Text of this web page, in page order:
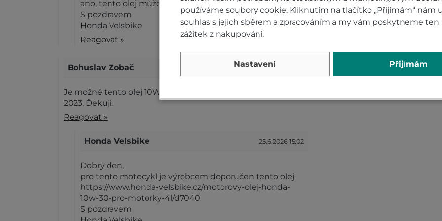
ano, tento olej můžete použít.
S pozdravem
Honda Velsbike
Reagovat »
Bohuslav Zobač 25.5.2026 15:24
Je možné tento olej 10W 40 použít v honda cb 750 hornet
2023. Ďekuji.
Reagovat »
Honda Velsbike 25.6.2026 15:02
Dobrý den,
pro tento motocykl je výrobcem doporučen tento olej
https://www.honda-velsbike.cz/motorovy-olej-honda-
10w-30-pro-motorky-4l/d7040
S pozdravem
používáme soubory cookie. Kliknutím na tlačítko „Přijímám“ nám
souhlas s jejich sběrem a zpracováním a my vám poskytneme ten
zážitek z nakupování.
Nastavení Přijímám